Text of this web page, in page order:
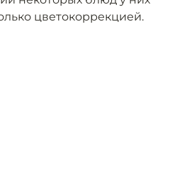
цветокоррекцией.